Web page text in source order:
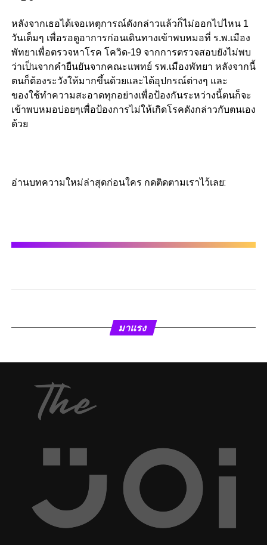
หลังจากเธอได้เจอเหตุการณ์ดังกล่าวแล้วก็ไม่ออกไปไหน 1
วันเต็มๆ​ เพื่อรอดูอาการก่อนเดินทางเข้าพบหมอที่ ร.พ.เมือง
พัทยาเพื่อตรวจหาโรค โควิด-19 จากการตรวจสอบยังไม่พบ
ว่าเป็นจากคำยืนยันจากคณะแพทย์ รพ.เมืองพัทยา หลังจากนี้
ตนก็ต้องระวังให้มากขึ้นด้วยและได้อุปกรณ์ต่างๆ​ และ
ของใช้ทำความสะอาดทุกอย่างเพื่อป้องกันระหว่างนี้ตนก็จะ
เข้าพบหมอบ่อยๆเพื่อป้องการไม่ให้เกิดโรคดังกล่าวกับตนเอง
ด้วย
อ่านบทความใหม่ล่าสุดก่อนใคร กดติดตามเราไว้เลย:
มาแรง